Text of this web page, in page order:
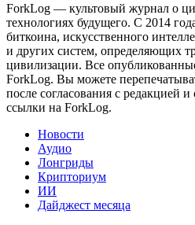
ForkLog — культовый журнал о
технологиях будущего. С 2014
биткоина, искусственного
и других систем, определяющих
цивилизации. Все
ForkLog. Вы можете
после согласования с редакцией
ссылки на ForkLog.
Новости
Аудио
Лонгриды
Крипториум
ИИ
Дайджест месяца